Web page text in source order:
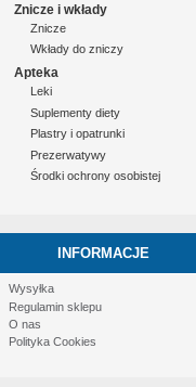
Znicze i wkłady
Znicze
Wkłady do zniczy
Apteka
Leki
Suplementy diety
Plastry i opatrunki
Prezerwatywy
Środki ochrony osobistej
INFORMACJE
Wysyłka
Regulamin sklepu
O nas
Polityka Cookies